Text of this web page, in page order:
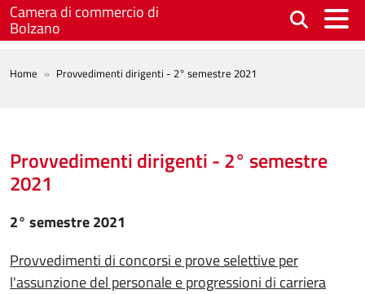
Salta al contenuto principale
Camera di commercio di
Bolzano
BREADCRUMB
Home Provvedimenti dirigenti - 2° semestre 2021
Provvedimenti dirigenti - 2° semestre
2021
2° semestre 2021
Provvedimenti di concorsi e prove selettive per
l'assunzione del personale e progressioni di carriera